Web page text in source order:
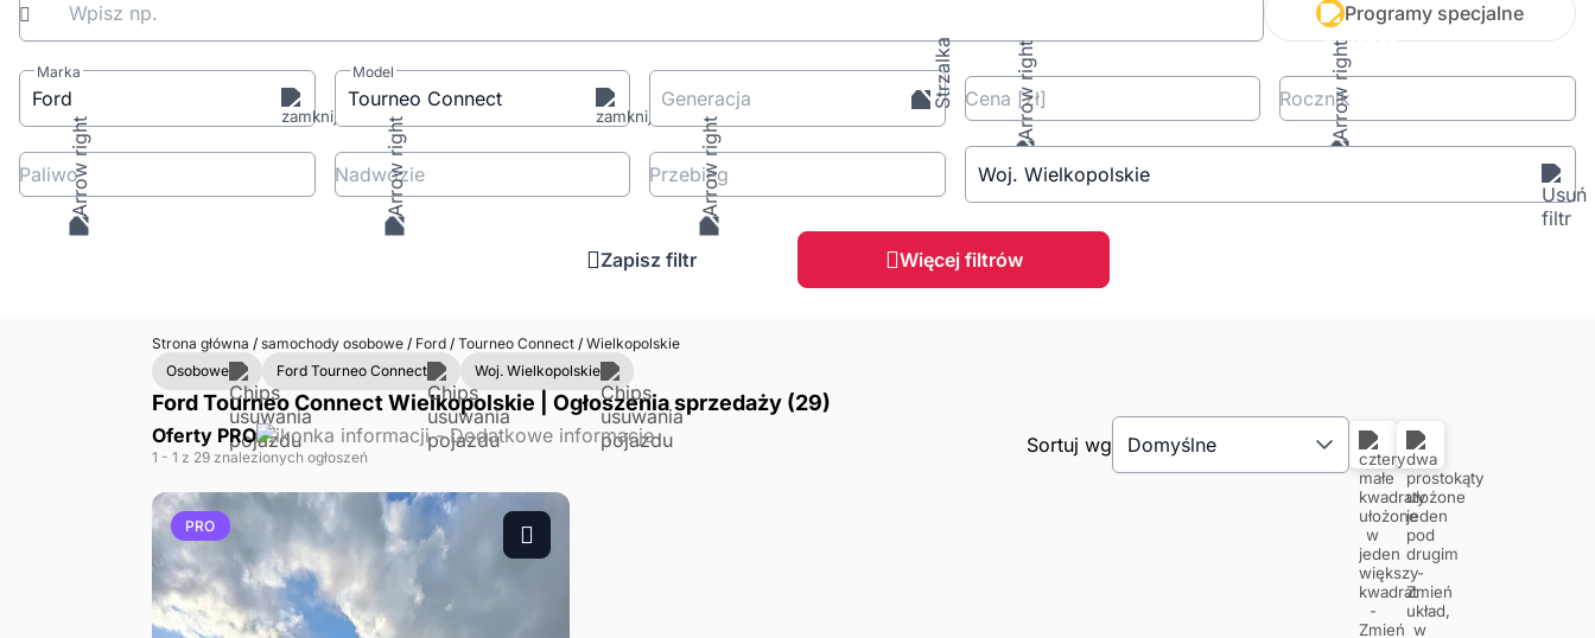
Wpisz np. Programy specjalne
Marka
Ford
Model
Tourneo Connect Generacja Cena [zł] Rocznik
Paliwo Nadwozie Przebieg Woj. Wielkopolskie
Zapisz filtr Więcej filtrów
Strona główna /samochody osobowe /Ford /Tourneo Connect /Wielkopolskie
Osobowe
Ford Tourneo Connect Woj. Wielkopolskie
Ford Tourneo Connect Wielkopolskie | Ogłoszenia sprzedaży (29)
Oferty PRO
1 - 1 z 29 znalezionych ogłoszeń
Sortuj wg Domyślne
PRO